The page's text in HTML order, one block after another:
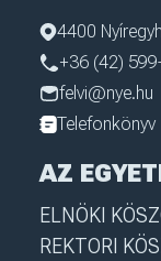
4400
+36 (42)
felvi@nye.hu
Telefonkönyv
AZ
ELNÖKI
REKTORI